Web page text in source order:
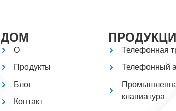
ДОМ
О
Продукты
Блог
Контакт
Телефонная
Телефонный
клавиатура